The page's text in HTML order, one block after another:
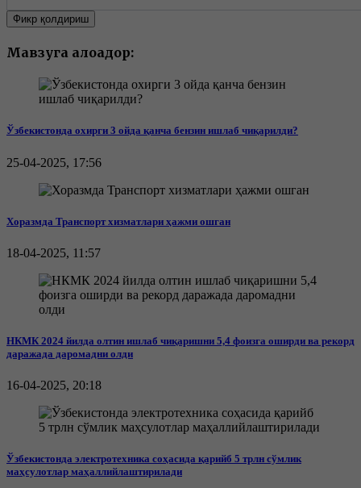
Фикр қолдириш
Мавзуга алоқадор:
Ўзбекистонда охирги 3 ойда қанча бензин ишлаб чиқарилди?
25-04-2025, 17:56
Хоразмда Транспорт хизматлари ҳажми ошган
18-04-2025, 11:57
НКМК 2024 йилда олтин ишлаб чиқаришни 5,4 фоизга оширди ва рекорд
даражада даромадни олди
16-04-2025, 20:18
Ўзбекистонда электротехника соҳасида қарийб 5 трлн сўмлик
маҳсулотлар маҳаллийлаштирилади